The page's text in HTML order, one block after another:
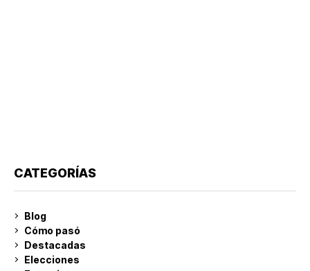
CATEGORÍAS
Blog
Cómo pasó
Destacadas
Elecciones